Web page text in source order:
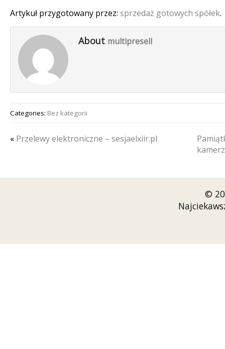
Artykuł przygotowany przez: sprzedaż gotowych spółek.
About multipresell
Categories: Bez kategorii
« Przelewy elektroniczne – sesjaelxiir.pl
©